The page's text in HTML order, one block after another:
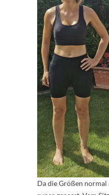
Da die Größen